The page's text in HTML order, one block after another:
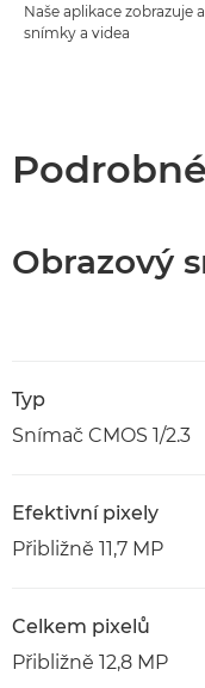
Naše aplikace zobrazuje
snímky a videa
Obrazový
Typ
Snímač CMOS 1/2.3
Efektivní pixely
Přibližně 11,7 MP
Celkem pixelů
Přibližně 12,8 MP